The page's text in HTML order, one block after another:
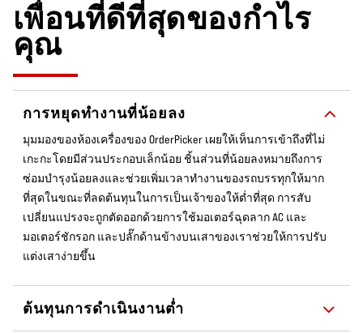
เพื่อนที่ดีที่สุดของกำไร
คุณ
การหยุดทำงานที่น้อยลง
มุมมองของห้องเครื่องของ OrderPicker เผยให้เห็นการเข้าถึงที่ไม่
เกะกะโดยมีส่วนประกอบเล็กน้อย ชิ้นส่วนที่น้อยลงหมายถึงการ
ซ่อมบำรุงน้อยลงและช่วยเพิ่มเวลาทำงานของรถบรรทุกให้มาก
ที่สุดในขณะที่ลดต้นทุนในการเป็นเจ้าของให้ต่ำที่สุด การสับ
เปลี่ยนแปรงจะถูกตัดออกด้วยการใช้มอเตอร์ฉุดลาก AC และ
มอเตอร์ชักรอก และปลั๊กด้านข้างบนเสาของเราช่วยให้การปรับ
แต่งเสาง่ายขึ้น
ต้นทุนการดำเนินงานต่ำ